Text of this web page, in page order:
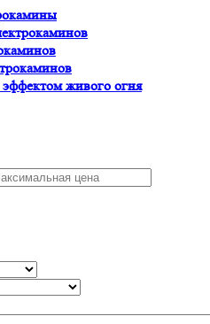
живого огня